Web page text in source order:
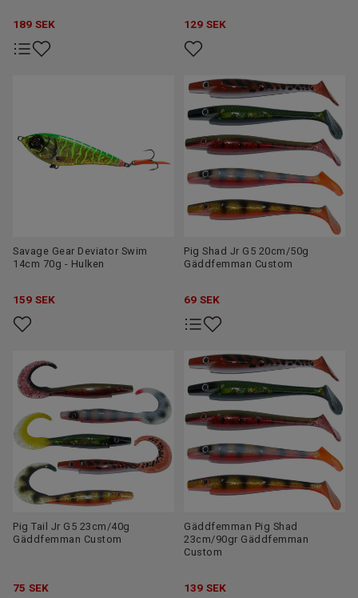
189 SEK 129 SEK
Savage Gear Deviator Swim
14cm 70g - Hulken
159 SEK
Pig Shad Jr G5 20cm/50g
Gäddfemman Custom
69 SEK
Pig Tail Jr G5 23cm/40g
Gäddfemman Custom
75 SEK
Gäddfemman Pig Shad
23cm/90gr Gäddfemman
Custom
139 SEK